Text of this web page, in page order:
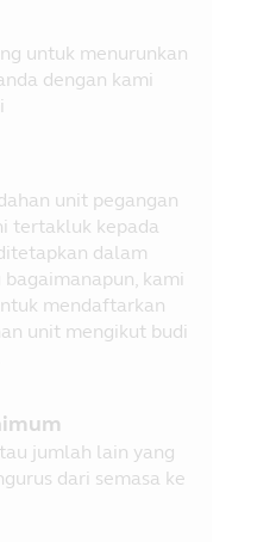
untuk menurunkan
dengan kami
unit pegangan
tertakluk kepada
dalam
kami
mendaftarkan
unit mengikut budi
jumlah lain yang
dari semasa ke